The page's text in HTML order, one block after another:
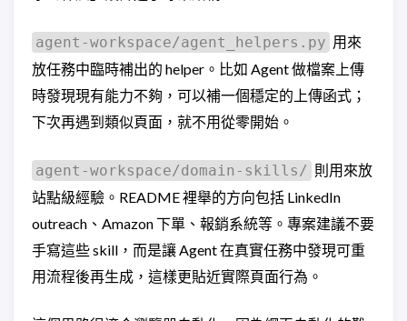
agent-workspace/agent_helpers.py 用來
放任務中臨時補出的 helper。比如 Agent 做檔案上傳
時發現現有能力不夠，可以補一個穩定的上傳函式；
下次再遇到類似頁面，就不用從零開始。
agent-workspace/domain-skills/ 則用來放
站點級經驗。README 裡舉的方向包括 LinkedIn
outreach、Amazon 下單、報銷系統等。專案建議不要
手寫這些 skill，而是讓 Agent 在真實任務中發現可重
用流程後再生成，這樣更貼近實際頁面行為。